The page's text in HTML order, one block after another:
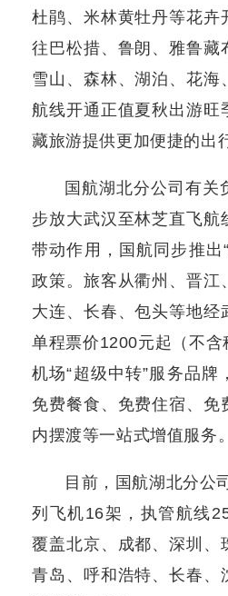
杜鹃、米林黄牡丹等花卉
往巴松措、鲁朗、雅鲁藏
雪山、森林、湖泊、花海
航线开通正值夏秋出游旺
藏旅游提供更加便捷的出
国航湖北分公司有关
步放大武汉至林芝直飞航
带动作用，国航同步推出
政策。旅客从衢州、晋江
大连、长春、包头等地经
单程票价1200元起（不
机场“超级中转”服务品牌
免费餐食、免费住宿、免
内摆渡等一站式增值服务。
目前，国航湖北分公
列飞机16架，执管航线
覆盖北京、成都、深圳、
青岛、呼和浩特、长春、